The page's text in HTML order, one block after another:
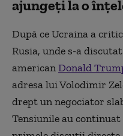
ajungeți la o
După ce Ucraina a
Rusia, unde s-a
americanDonald
adresa lui Volodimir
drept un negociator
Tensiunile au